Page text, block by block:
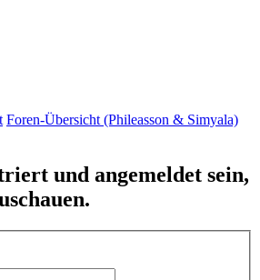
Foren-Übersicht (Phileasson & Simyala)
und angemeldet sein,